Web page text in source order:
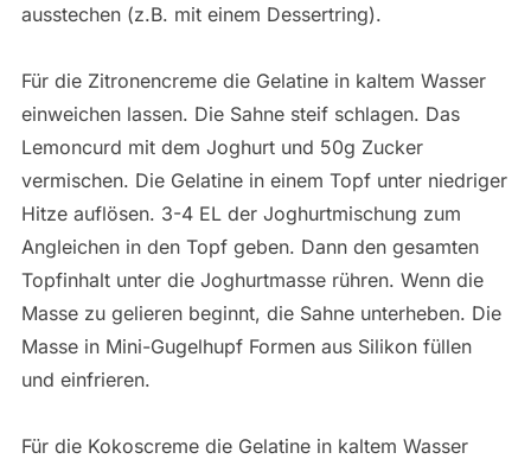
ausstechen (z.B. mit einem Dessertring).
Für die Zitronencreme die Gelatine in kaltem Wasser
einweichen lassen. Die Sahne steif schlagen. Das
Lemoncurd mit dem Joghurt und 50g Zucker
vermischen. Die Gelatine in einem Topf unter niedriger
Hitze auflösen. 3-4 EL der Joghurtmischung zum
Angleichen in den Topf geben. Dann den gesamten
Topfinhalt unter die Joghurtmasse rühren. Wenn die
Masse zu gelieren beginnt, die Sahne unterheben. Die
Masse in Mini-Gugelhupf Formen aus Silikon füllen
und einfrieren.
Für die Kokoscreme die Gelatine in kaltem Wasser